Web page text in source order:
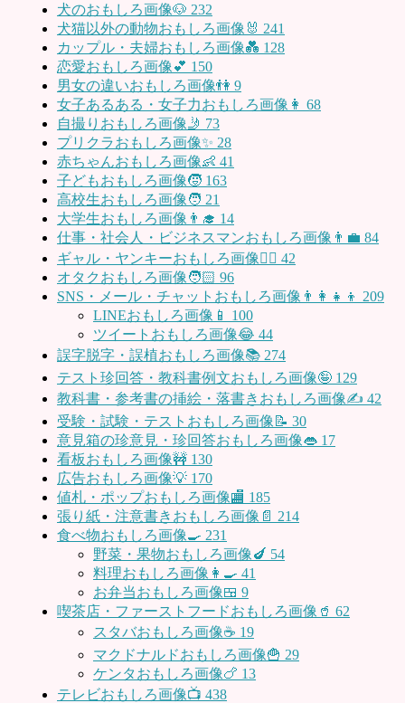
犬のおもしろ画像🐶 232
犬猫以外の動物おもしろ画像🐰 241
カップル・夫婦おもしろ画像💑 128
恋愛おもしろ画像💕 150
男女の違いおもしろ画像👫 9
女子あるある・女子力おもしろ画像👩 68
自撮りおもしろ画像🤳 73
プリクラおもしろ画像✨ 28
赤ちゃんおもしろ画像👶 41
子どもおもしろ画像🧒 163
高校生おもしろ画像🧑 21
大学生おもしろ画像👨‍🎓 14
仕事・社会人・ビジネスマンおもしろ画像👨‍💼 84
ギャル・ヤンキーおもしろ画像👱‍♀️ 42
オタクおもしろ画像🧑🏻 96
SNS・メール・チャットおもしろ画像👨‍👩‍👧‍👦 209
LINEおもしろ画像📱 100
ツイートおもしろ画像😂 44
誤字脱字・誤植おもしろ画像📚 274
テスト珍回答・教科書例文おもしろ画像🤪 129
教科書・参考書の挿絵・落書きおもしろ画像✍️ 42
受験・試験・テストおもしろ画像📝 30
意見箱の珍意見・珍回答おもしろ画像👄 17
看板おもしろ画像🚧 130
広告おもしろ画像💡 170
値札・ポップおもしろ画像🏬 185
張り紙・注意書きおもしろ画像📄 214
食べ物おもしろ画像🍳 231
野菜・果物おもしろ画像🍆 54
料理おもしろ画像👩‍🍳 41
お弁当おもしろ画像🍱 9
喫茶店・ファーストフードおもしろ画像🥤 62
スタバおもしろ画像☕️ 19
マクドナルドおもしろ画像🍟 29
ケンタおもしろ画像🍗 13
テレビおもしろ画像📺 438